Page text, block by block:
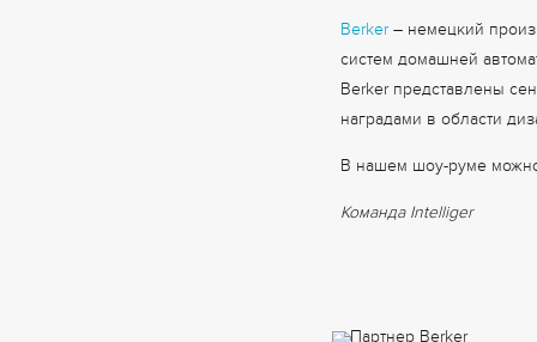
Berker– немецкий
систем домашней
Berker представлены
наградами в области
В нашем шоу-руме можно
Команда Intelliger